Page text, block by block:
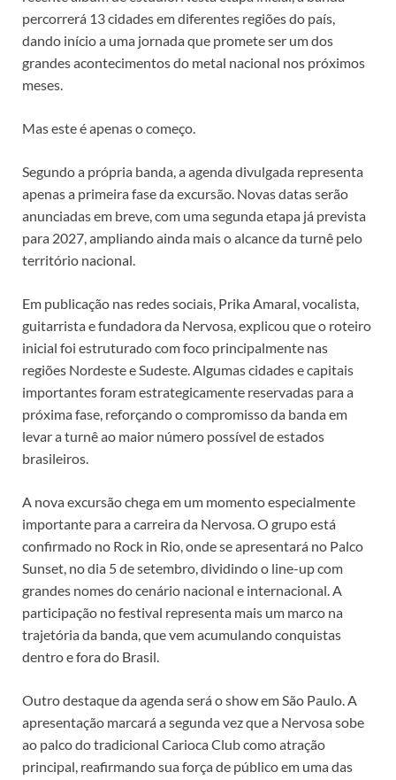
percorrerá 13 cidades em diferentes regiões do país,
dando início a uma jornada que promete ser um dos
grandes acontecimentos do metal nacional nos próximos
meses.
Mas este é apenas o começo.
Segundo a própria banda, a agenda divulgada representa
apenas a primeira fase da excursão. Novas datas serão
anunciadas em breve, com uma segunda etapa já prevista
para 2027, ampliando ainda mais o alcance da turnê pelo
território nacional.
Em publicação nas redes sociais, Prika Amaral, vocalista,
guitarrista e fundadora da Nervosa, explicou que o roteiro
inicial foi estruturado com foco principalmente nas
regiões Nordeste e Sudeste. Algumas cidades e capitais
importantes foram estrategicamente reservadas para a
próxima fase, reforçando o compromisso da banda em
levar a turnê ao maior número possível de estados
brasileiros.
A nova excursão chega em um momento especialmente
importante para a carreira da Nervosa. O grupo está
confirmado no Rock in Rio, onde se apresentará no Palco
Sunset, no dia 5 de setembro, dividindo o line-up com
grandes nomes do cenário nacional e internacional. A
participação no festival representa mais um marco na
trajetória da banda, que vem acumulando conquistas
dentro e fora do Brasil.
Outro destaque da agenda será o show em São Paulo. A
apresentação marcará a segunda vez que a Nervosa sobe
ao palco do tradicional Carioca Club como atração
principal, reafirmando sua força de público em uma das